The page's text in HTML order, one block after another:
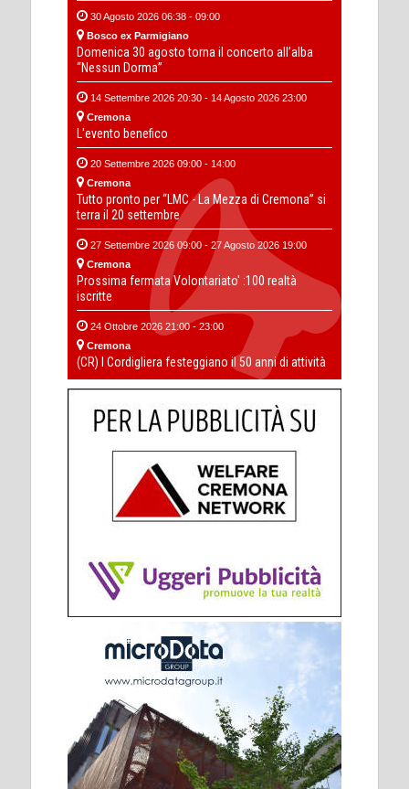
30 Agosto 2026 06:38 - 09:00
Bosco ex Parmigiano
Domenica 30 agosto torna il concerto all’alba
“Nessun Dorma”
14 Settembre 2026 20:30 - 14 Agosto 2026 23:00
Cremona
L'evento benefico
20 Settembre 2026 09:00 - 14:00
Cremona
Tutto pronto per “LMC - La Mezza di Cremona” si
terra il 20 settembre
27 Settembre 2026 09:00 - 27 Agosto 2026 19:00
Cremona
Prossima fermata Volontariato' :100 realtà
iscritte
24 Ottobre 2026 21:00 - 23:00
Cremona
(CR) I Cordigliera festeggiano il 50 anni di attività